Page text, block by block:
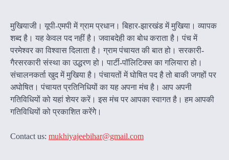
मुखियाजी। यूपी-एमपी में ग्राम प्रधान। बिहार-झारखंड में मुखिया। व्यापक
शब्द है। यह केवल पद नहीं है। जवाबदेही का बोध कराता है। पंच में
परमेश्वर का विश्वास दिलाता है। ग्राम पंचायत की बात हो। सरकारी-
गैरसरकारी संस्था का उद्धरण हो। पार्टी-पॉलिटिक्स का गलियारा हो।
संचालनकर्ता खुद में मुखिया है। पंचायतों में घोषित पद है तो बाकी जगहों पर
अघोषित। पंचायत प्रतिनिधियों का यह अपना मंच है। आप अपनी
गतिविधियों को यहां शेयर करें। इस मंच पर आपका स्वागत है। हम आपकी
गतिविधियों को प्रकाशित करेंगेे।
Contact us: mukhiyajeebihar@gmail.com